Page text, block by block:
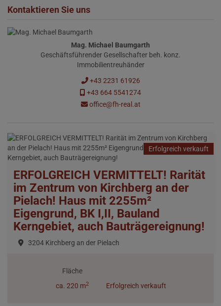
Kontaktieren Sie uns
Mag. Michael Baumgarth
Geschäftsführender Gesellschafter beh. konz.
Immobilientreuhänder
+43 2231 61926
+43 664 5541274
office@fh-real.at
Erfolgreich verkauft
ERFOLGREICH VERMITTELT! Rarität
im Zentrum von Kirchberg an der
Pielach! Haus mit 2255m²
Eigengrund, BK I,II, Bauland
Kerngebiet, auch Bauträgereignung!
3204 Kirchberg an der Pielach
Fläche
ca. 220 m2 Erfolgreich verkauft